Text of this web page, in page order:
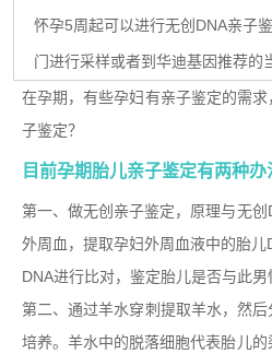
怀孕5周起可以进行无创DNA亲子
门进行采样或者到华迪基因推荐的
在孕期，有些孕妇有亲子鉴定的需
子鉴定？
目前孕期胎儿亲子鉴定有两种办
第一、做无创亲子鉴定，原理与无创
外周血，提取孕妇外周血液中的胎儿
DNA进行比对，鉴定胎儿是否与此男
第二、通过羊水穿刺提取羊水，然
培养。羊水中的脱落细胞代表胎儿的